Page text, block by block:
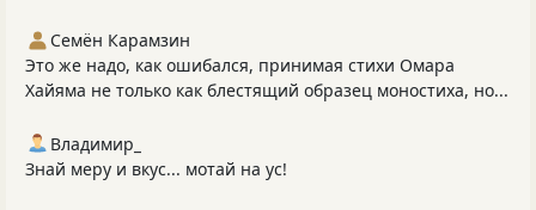
Семён Карамзин
Это же надо, как ошибался, принимая стихи Омара
Хайяма не только как блестящий образец моностиха, но...
Владимир_
Знай меру и вкус... мотай на ус!